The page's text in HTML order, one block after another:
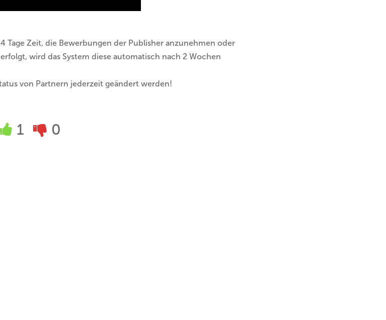
Tage Zeit, die Bewerbungen der Publisher anzunehmen oder
wird das System diese automatisch nach 2 Wochen
von Partnern jederzeit geändert werden!
1 0